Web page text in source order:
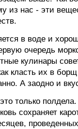
из нас - эти
в воде и
очередь
кулинары
класть их в
А заодно и
только
сохраняет